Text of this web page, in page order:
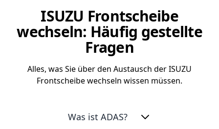
ISUZU Frontscheibe
wechseln: Häufig gestellte
Fragen
Alles, was Sie über den Austausch der ISUZU
Frontscheibe wechseln wissen müssen.
Was ist ADAS?